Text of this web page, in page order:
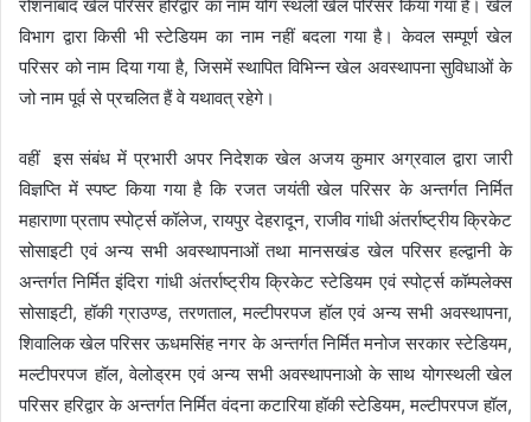
रोशनाबाद खेल परिसर हरिद्वार का नाम योग स्थली खेल परिसर किया गया है। खेल
विभाग द्वारा किसी भी स्टेडियम का नाम नहीं बदला गया है। केवल सम्पूर्ण खेल
परिसर को नाम दिया गया है, जिसमें स्थापित विभिन्न खेल अवस्थापना सुविधाओं के
जो नाम पूर्व से प्रचलित हैं वे यथावत् रहेगे।
वहीं इस संबंध में प्रभारी अपर निदेशक खेल अजय कुमार अग्रवाल द्वारा जारी
विज्ञप्ति में स्पष्ट किया गया है कि रजत जयंती खेल परिसर के अन्तर्गत निर्मित
महाराणा प्रताप स्पोर्ट्स कॉलेज, रायपुर देहरादून, राजीव गांधी अंतर्राष्ट्रीय क्रिकेट
सोसाइटी एवं अन्य सभी अवस्थापनाओं तथा मानसखंड खेल परिसर हल्द्वानी के
अन्तर्गत निर्मित इंदिरा गांधी अंतर्राष्ट्रीय क्रिकेट स्टेडियम एवं स्पोर्ट्स कॉम्पलेक्स
सोसाइटी, हॉकी ग्राउण्ड, तरणताल, मल्टीपरपज हॉल एवं अन्य सभी अवस्थापना,
शिवालिक खेल परिसर ऊधमसिंह नगर के अन्तर्गत निर्मित मनोज सरकार स्टेडियम,
मल्टीपरपज हॉल, वेलोड्रम एवं अन्य सभी अवस्थापनाओ के साथ योगस्थली खेल
परिसर हरिद्वार के अन्तर्गत निर्मित वंदना कटारिया हॉकी स्टेडियम, मल्टीपरपज हॉल,